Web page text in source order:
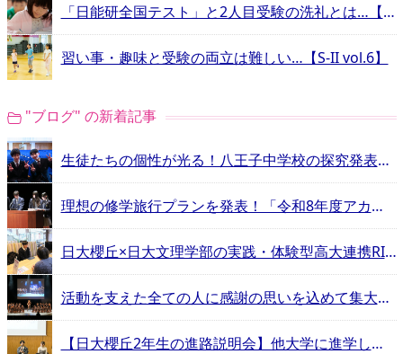
「日能研全国テスト」と2人目受験の洗礼とは…【S-II vol.8】
習い事・趣味と受験の両立は難しい…【S-II vol.6】
"ブログ" の新着記事
生徒たちの個性が光る！八王子中学校の探究発表会 【エデュスタッフ訪問記】
理想の修学旅行プランを発表！「令和8年度アカデミア明誠」レポート【エデュスタッフ訪問記】
日大櫻丘×日大文理学部の実践・体験型高大連携RINGS【エデュスタッフ訪問記】
活動を支えた全ての人に感謝の思いを込めて集大成のダンス！日大明誠ダンス部自主公演「Gift」【エデュスタッフ訪問記】
【日大櫻丘2年生の進路説明会】他大学に進学した卒業生たちのリアル体験記